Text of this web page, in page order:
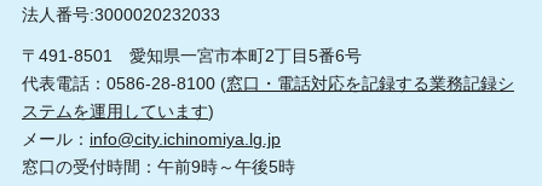
法人番号:3000020232033
〒491-8501 愛知県一宮市本町2丁目5番6号
代表電話：0586-28-8100 (窓口・電話対応を記録する業務記録シ
ステムを運用しています)
メール： info@city.ichinomiya.lg.jp
窓口の受付時間：午前9時～午後5時